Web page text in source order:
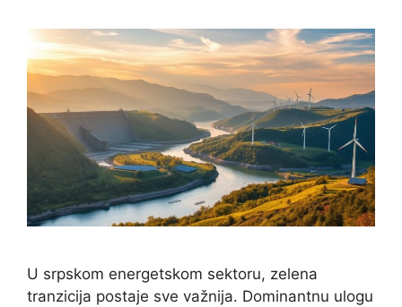
U srpskom energetskom sektoru, zelena
tranzicija postaje sve važnija. Dominantnu ulogu